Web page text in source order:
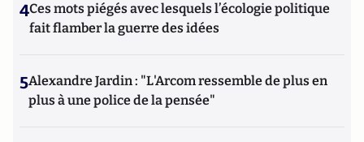
4Ces mots piégés avec lesquels l’écologie politique
fait flamber la guerre des idées
5Alexandre Jardin : "L'Arcom ressemble de plus en
plus à une police de la pensée"